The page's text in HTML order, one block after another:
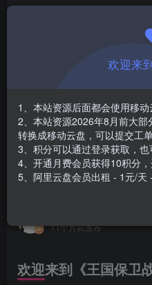
此内容为付费资源，请付费后查看
￥
免费
安装包大小
游戏本体大小
11个月前发布
欢迎来到《王国保卫
欢迎来
1、本站资源后面都会使用移动
2、本站资源2026年8月前大
转换成移动云盘，可以提交工
3、积分可以通过登录获取，
4、开通月费会员获得10积分
5、阿里云盘会员出租 - 1元/